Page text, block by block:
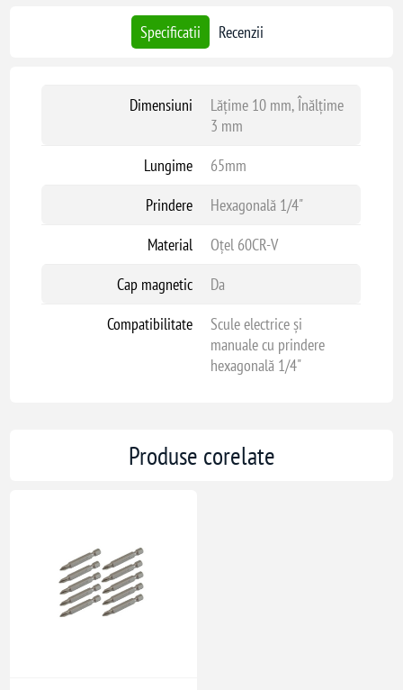
Specificatii Recenzii
Dimensiuni
Lățime 10 mm, Înălțime
3 mm
Lungime
65mm
Prindere
Hexagonală 1/4"
Material
Oțel 60CR-V
Cap magnetic
Da
Compatibilitate
Scule electrice și
manuale cu prindere
hexagonală 1/4"
Produse corelate